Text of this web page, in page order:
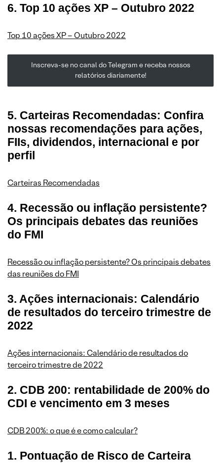
6. Top 10 ações XP – Outubro 2022
Top 10 ações XP – Outubro 2022
Inscreva-se no canal do Telegram e receba nossos
relatórios diariamente!
5. Carteiras Recomendadas: Confira
nossas recomendações para ações,
FIIs, dividendos, internacional e por
perfil
Carteiras Recomendadas
4. Recessão ou inflação persistente?
Os principais debates das reuniões
do FMI
Recessão ou inflação persistente? Os principais debates
das reuniões do FMI
3. Ações internacionais: Calendário
de resultados do terceiro trimestre de
2022
Ações internacionais: Calendário de resultados do
terceiro trimestre de 2022
2. CDB 200: rentabilidade de 200% do
CDI e vencimento em 3 meses
CDB 200%: o que é e como calcular?
1. Pontuação de Risco de Carteira